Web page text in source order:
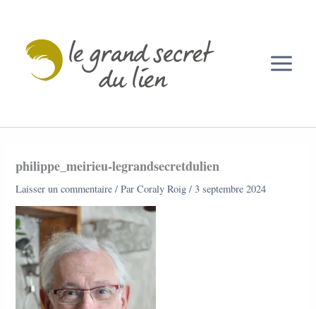
contenu
philippe_meirieu-legrandsecretdulien
Laisser un commentaire / ParCoraly Roig/ 3 septembre 2024